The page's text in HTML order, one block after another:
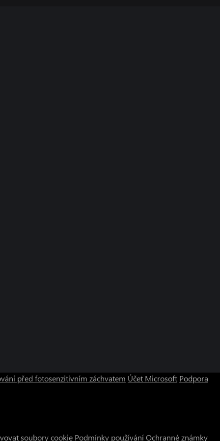
před fotosenzitivním záchvatem Účet Microsoft Podpora
soubory cookie Podmínky používáníOchranné známky